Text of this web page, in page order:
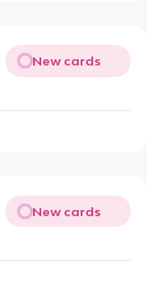
New cards
New cards